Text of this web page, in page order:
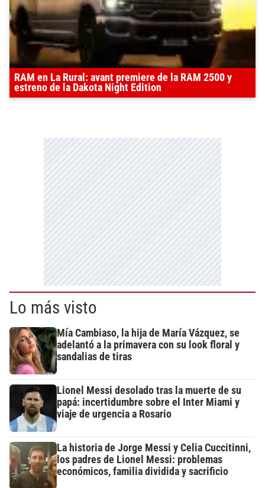
RAM en La Rural: avant premiere de la RAM 2500 y
estreno de la Dakota Night Edition
Lo más visto
Mía Cambiaso, la hija de María Vázquez, se
adelantó a la primavera con su look floral y
sandalias de tiras
Lionel Messi desolado tras la muerte de su
papá: incertidumbre sobre el Inter Miami y
viaje de urgencia a Rosario
La historia de Jorge Messi y Celia Cuccitinni,
los padres de Lionel Messi: problemas
económicos, familia dividida y sacrificio